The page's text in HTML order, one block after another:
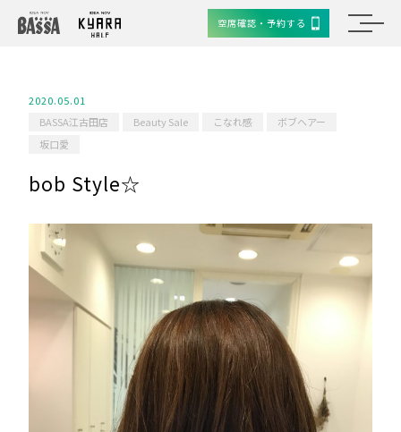
空席確認・予約する
2020.05.01
BASSA江古田店
Beauty Sale こなれ感
ボブヘアー
坂口愛
bob Style☆